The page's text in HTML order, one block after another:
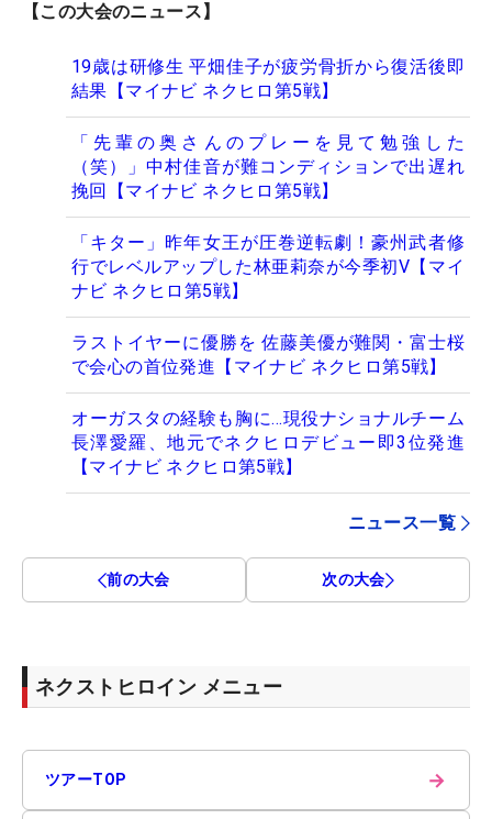
【この大会のニュース】
19歳は研修生 平畑佳子が疲労骨折から復活後即
結果【マイナビ ネクヒロ第5戦】
「先輩の奥さんのプレーを見て勉強した
（笑）」中村佳音が難コンディションで出遅れ
挽回【マイナビ ネクヒロ第5戦】
「キター」昨年女王が圧巻逆転劇！豪州武者修
行でレベルアップした林亜莉奈が今季初V【マイ
ナビ ネクヒロ第5戦】
ラストイヤーに優勝を 佐藤美優が難関・富士桜
で会心の首位発進【マイナビ ネクヒロ第5戦】
オーガスタの経験も胸に…現役ナショナルチーム
長澤愛羅、地元でネクヒロデビュー即3位発進
【マイナビ ネクヒロ第5戦】
ニュース一覧
前の大会 次の大会
ネクストヒロイン メニュー
ツアーTOP →